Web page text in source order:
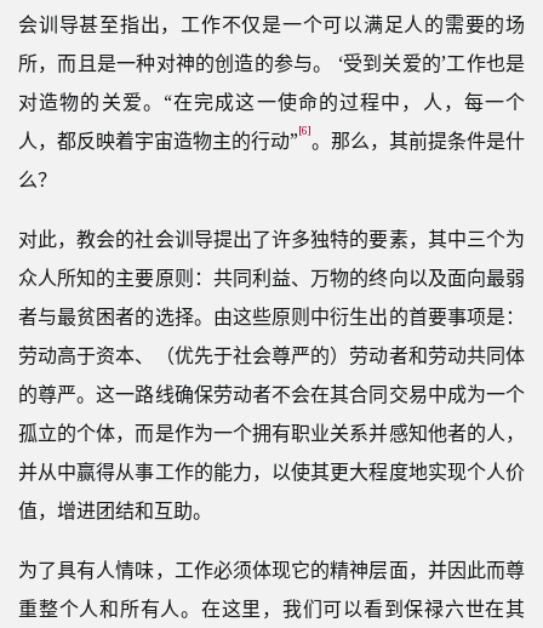
会训导甚至指出，工作不仅是一个可以满足人的需要的场
所，而且是一种对神的创造的参与。 ‘受到关爱的’工作也是
对造物的关爱。“在完成这一使命的过程中，人，每一个
人，都反映着宇宙造物主的行动”[6]。那么，其前提条件是什
么？
对此，教会的社会训导提出了许多独特的要素，其中三个为
众人所知的主要原则：共同利益、万物的终向以及面向最弱
者与最贫困者的选择。由这些原则中衍生出的首要事项是：
劳动高于资本、（优先于社会尊严的）劳动者和劳动共同体
的尊严。这一路线确保劳动者不会在其合同交易中成为一个
孤立的个体，而是作为一个拥有职业关系并感知他者的人，
并从中赢得从事工作的能力，以使其更大程度地实现个人价
值，增进团结和互助。
为了具有人情味，工作必须体现它的精神层面，并因此而尊
重整个人和所有人。在这里，我们可以看到保禄六世在其